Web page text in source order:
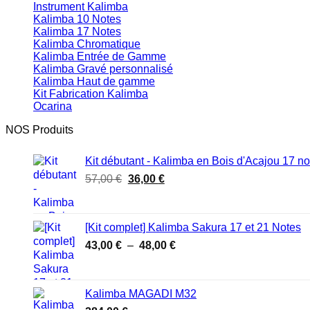
Instrument Kalimba
Kalimba 10 Notes
Kalimba 17 Notes
Kalimba Chromatique
Kalimba Entrée de Gamme
Kalimba Gravé personnalisé
Kalimba Haut de gamme
Kit Fabrication Kalimba
Ocarina
NOS Produits
Kit débutant - Kalimba en Bois d'Acajou 17
57,00€ Le
était :
57,00 €.
36,00 €Le
est :
36,00 €.
[Kit complet] Kalimba Sakura 17 et 21 Notes
43,00 € – 48,00 €Plage
43,00 €
à
Kalimba MAGADI M32